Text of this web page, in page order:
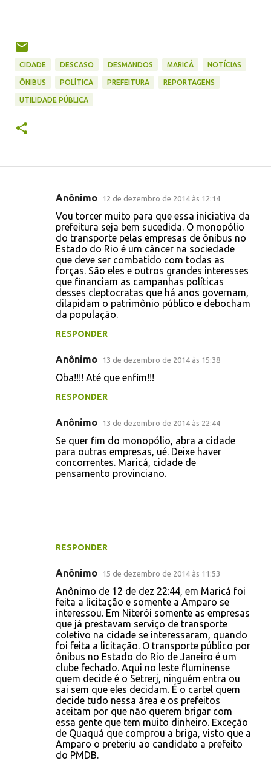
CIDADE DESCASO DESMANDOS MARICÁ NOTÍCIAS
ÔNIBUS POLÍTICA PREFEITURA REPORTAGENS
UTILIDADE PÚBLICA
Anônimo 12 de dezembro de 2014 às 12:14
Vou torcer muito para que essa iniciativa da
prefeitura seja bem sucedida. O monopólio
do transporte pelas empresas de ônibus no
Estado do Rio é um câncer na sociedade
que deve ser combatido com todas as
forças. São eles e outros grandes interesses
que financiam as campanhas políticas
desses cleptocratas que há anos governam,
dilapidam o patrimônio público e debocham
da população.
RESPONDER
Anônimo 13 de dezembro de 2014 às 15:38
Oba!!!! Até que enfim!!!
RESPONDER
Anônimo 13 de dezembro de 2014 às 22:44
Se quer fim do monopólio, abra a cidade
para outras empresas, ué. Deixe haver
concorrentes. Maricá, cidade de
pensamento provinciano.
RESPONDER
Anônimo 15 de dezembro de 2014 às 11:53
Anônimo de 12 de dez 22:44, em Maricá foi
feita a licitação e somente a Amparo se
interessou. Em Niterói somente as empresas
que já prestavam serviço de transporte
coletivo na cidade se interessaram, quando
foi feita a licitação. O transporte público por
ônibus no Estado do Rio de Janeiro é um
clube fechado. Aqui no leste fluminense
quem decide é o Setrerj, ninguém entra ou
sai sem que eles decidam. É o cartel quem
decide tudo nessa área e os prefeitos
aceitam por que não querem brigar com
essa gente que tem muito dinheiro. Exceção
de Quaquá que comprou a briga, visto que a
Amparo o preteriu ao candidato a prefeito
do PMDB.